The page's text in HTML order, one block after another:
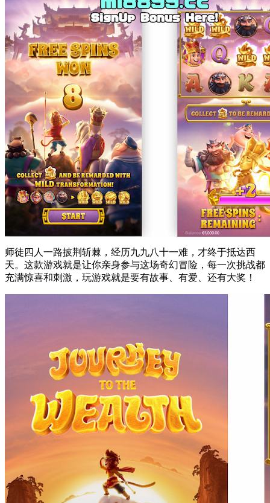
师徒四人一路披荆斩棘，经历九九八十一难，才终于抵达西
天。这款游戏就是让你亲身参与这场奇幻冒险，每一次挑战都
充满惊喜和刺激，玩游戏就是要有故事、有爱、还有大奖！